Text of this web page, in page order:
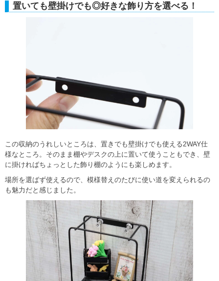
置いても壁掛けでも◎好きな飾り方を選べる！
この収納のうれしいところは、置きでも壁掛けでも使える2WAY仕
様なところ。そのまま棚やデスクの上に置いて使うこともでき、壁
に掛ければちょっとした飾り棚のようにも楽しめます。
場所を選ばず使えるので、模様替えのたびに使い道を変えられるの
も魅力だと感じました。